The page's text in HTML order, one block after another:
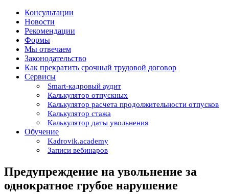
Консультации
Новости
Рекомендации
Формы
Мы отвечаем
Законодательство
Как прекратить срочный трудовой договор
Сервисы
Smart-кадровый аудит
Калькулятор отпускных
Калькулятор расчета продолжительности отпусков
Калькулятор стажа
Калькулятор даты увольнения
Обучение
Kadrovik.academy
Записи вебинаров
Предупреждение на увольнение за
однократное грубое нарушение